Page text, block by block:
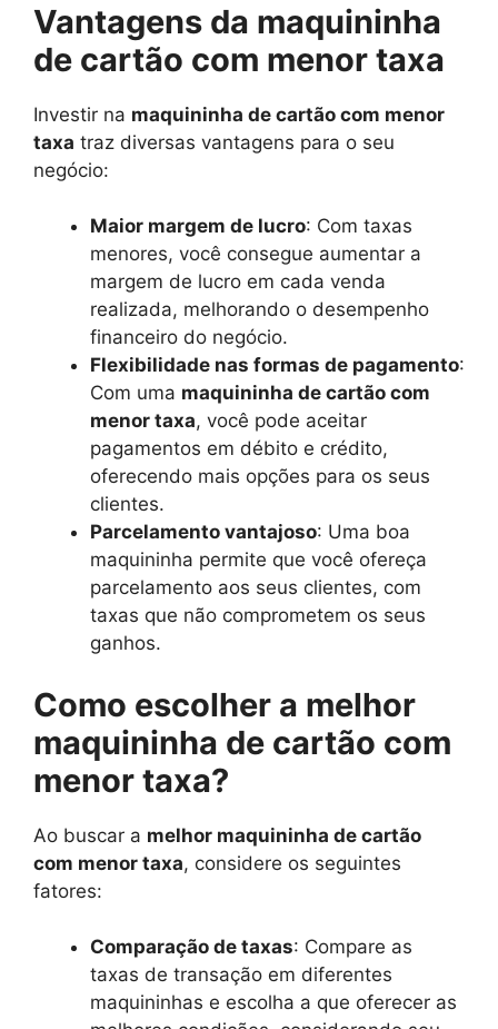
Vantagens da maquininha
de cartão com menor taxa
Investir na maquininha de cartão com menor
taxa traz diversas vantagens para o seu
negócio:
Maior margem de lucro: Com taxas
menores, você consegue aumentar a
margem de lucro em cada venda
realizada, melhorando o desempenho
financeiro do negócio.
Flexibilidade nas formas de pagamento:
Com uma maquininha de cartão com
menor taxa, você pode aceitar
pagamentos em débito e crédito,
oferecendo mais opções para os seus
clientes.
Parcelamento vantajoso: Uma boa
maquininha permite que você ofereça
parcelamento aos seus clientes, com
taxas que não comprometem os seus
ganhos.
Como escolher a melhor
maquininha de cartão com
menor taxa?
Ao buscar a melhor maquininha de cartão
com menor taxa, considere os seguintes
fatores:
Comparação de taxas: Compare as
taxas de transação em diferentes
maquininhas e escolha a que oferecer as